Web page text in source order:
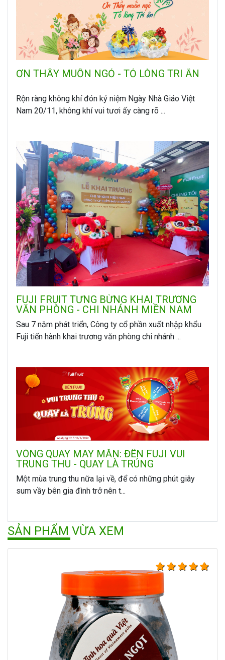
ƠN THẦY MUỐN NGỎ - TỎ LÒNG TRI ÂN
Rộn ràng không khí đón kỷ niệm Ngày Nhà Giáo Việt
Nam 20/11, không khí vui tươi ấy càng rõ ...
FUJI FRUIT TƯNG BỪNG KHAI TRƯƠNG
VĂN PHÒNG - CHI NHÁNH MIỀN NAM
Sau 7 năm phát triển, Công ty cổ phần xuất nhập khẩu
Fuji tiến hành khai trương văn phòng chi nhánh ...
VÒNG QUAY MAY MẮN: ĐẾN FUJI VUI
TRUNG THU - QUAY LÀ TRÚNG
Một mùa trung thu nữa lại về, để có những phút giây
sum vầy bên gia đình trở nên t...
SẢN PHẨM VỪA XEM